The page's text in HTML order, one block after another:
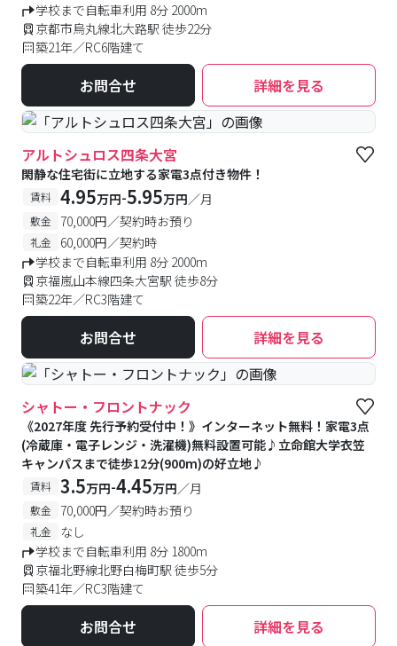
学校まで自転車利用 8分 2000m
京都市烏丸線北大路駅 徒歩22分
築21年／RC6階建て
お問合せ 詳細を見る
アルトシュロス四条大宮
閑静な住宅街に立地する家電3点付き物件！
賃料 4.95万円-5.95万円／月
敷金 70,000円／契約時お預り
礼金
60,000円／契約時
学校まで自転車利用 8分 2000m
京福嵐山本線四条大宮駅 徒歩8分
築22年／RC3階建て
お問合せ 詳細を見る
シャトー・フロントナック
《2027年度 先行予約受付中！》インターネット無料！家電3点
(冷蔵庫・電子レンジ・洗濯機)無料設置可能♪立命館大学衣笠
キャンパスまで徒歩12分(900m)の好立地♪
賃料 3.5万円-4.45万円／月
敷金 70,000円／契約時お預り
礼金
なし
学校まで自転車利用 8分 1800m
京福北野線北野白梅町駅 徒歩5分
築41年／RC3階建て
お問合せ 詳細を見る